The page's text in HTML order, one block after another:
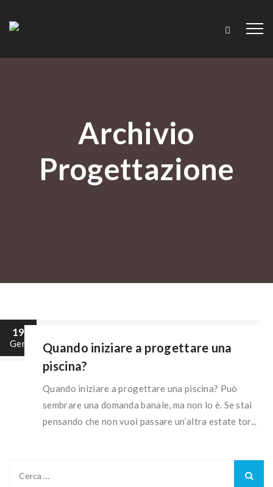
Archivio
Progettazione
19
Gen
Quando iniziare a progettare una
piscina?
Quando iniziare a progettare una piscina? Può
sembrare una domanda banale, ma non lo è. Se stai
pensando che non vuoi passare un’altra estate tor...